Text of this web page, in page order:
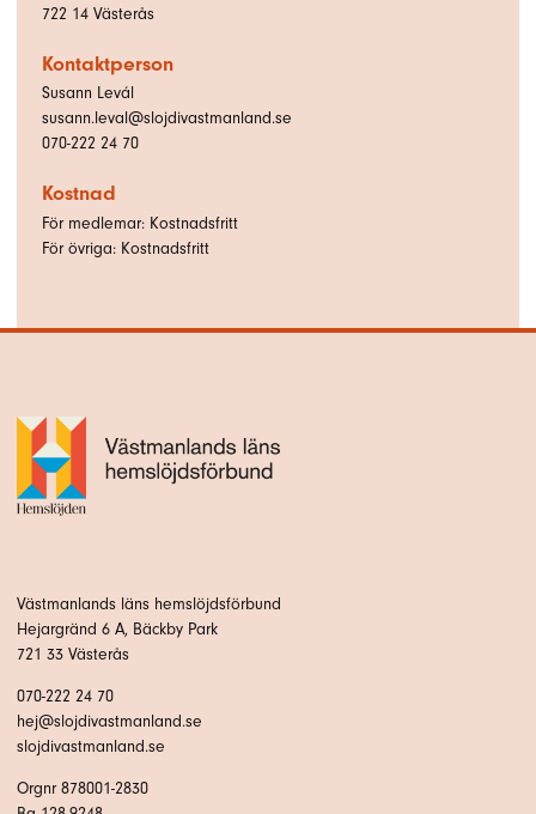
722 14 Västerås
Kontaktperson
Susann Levál
susann.leval@slojdivastmanland.se
070-222 24 70
Kostnad
För medlemar: Kostnadsfritt
För övriga: Kostnadsfritt
Västmanlands läns hemslöjdsförbund
Hejargränd 6 A, Bäckby Park
721 33 Västerås
070-222 24 70
hej@slojdivastmanland.se
slojdivastmanland.se
Orgnr 878001-2830